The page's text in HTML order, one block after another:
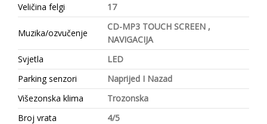
Veličina felgi
17
Muzika/ozvučenje
CD-MP3 TOUCH SCREEN ,
NAVIGACIJA
Svjetla
LED
Parking senzori
Naprijed I Nazad
Višezonska klima
Trozonska
Broj vrata
4/5